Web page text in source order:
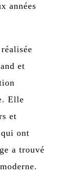
années
et
Elle
et
ont
a trouvé